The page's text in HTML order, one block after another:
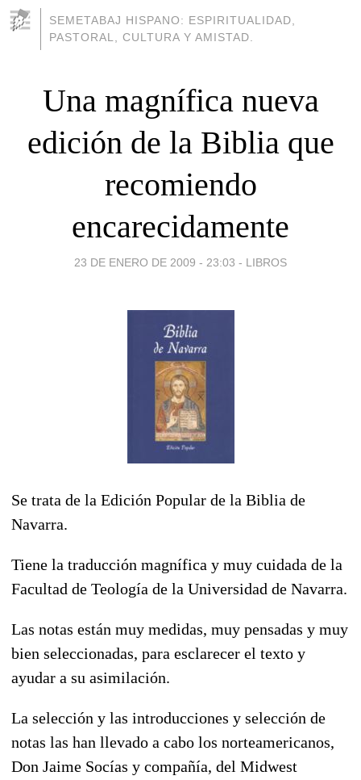
SEMETABAJ HISPANO: ESPIRITUALIDAD,
PASTORAL, CULTURA Y AMISTAD.
Una magnífica nueva
edición de la Biblia que
recomiendo
encarecidamente
23 DE ENERO DE 2009 - 23:03 - LIBROS
Se trata de la Edición Popular de la Biblia de
Navarra.
Tiene la traducción magnífica y muy cuidada de la
Facultad de Teología de la Universidad de Navarra.
Las notas están muy medidas, muy pensadas y muy
bien seleccionadas, para esclarecer el texto y
ayudar a su asimilación.
La selección y las introducciones y selección de
notas las han llevado a cabo los norteamericanos,
Don Jaime Socías y compañía, del Midwest